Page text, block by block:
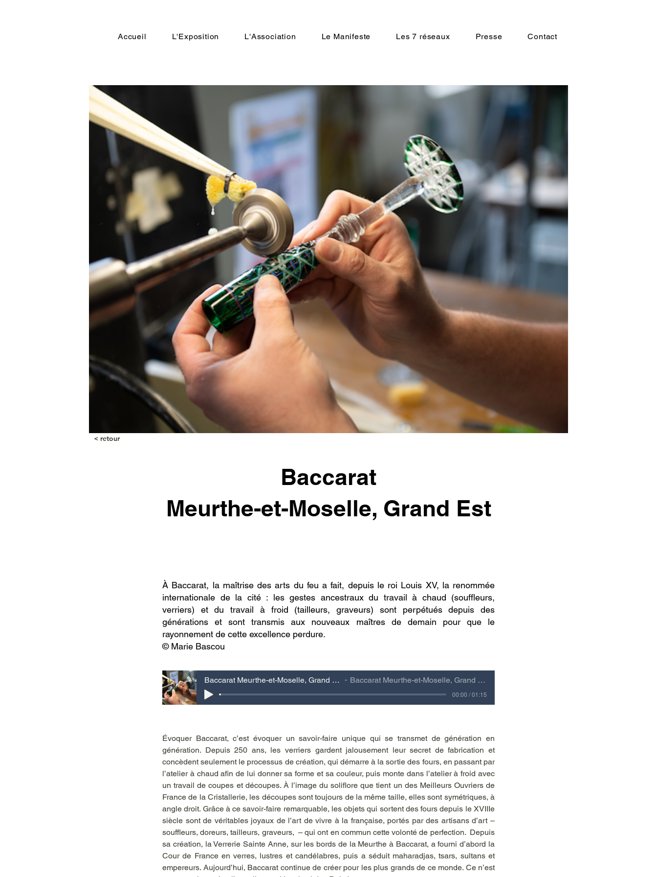
Accueil L'Exposition L'Association Le Manifeste Les 7 réseaux Presse Contact
< retour
Baccarat
Meurthe-et-Moselle, Grand Est
À Baccarat, la maîtrise des arts du feu a fait, depuis le roi Louis XV, la renommée
internationale de la cité : les gestes ancestraux du travail à chaud (souffleurs,
verriers) et du travail à froid (tailleurs, graveurs) sont perpétués depuis des
générations et sont transmis aux nouveaux maîtres de demain pour que le
rayonnement de cette excellence perdure.
© Marie Bascou
Baccarat Meurthe-et-Moselle, Grand Est Baccarat Meurthe-et-Moselle, Grand Est
00:00 / 01:15
Évoquer Baccarat, c’est évoquer un savoir-faire unique qui se transmet de génération en
génération. Depuis 250 ans, les verriers gardent jalousement leur secret de fabrication et
concèdent seulement le processus de création, qui démarre à la sortie des fours, en passant par
l’atelier à chaud afin de lui donner sa forme et sa couleur, puis monte dans l’atelier à froid avec
un travail de coupes et découpes. À l’image du soliflore que tient un des Meilleurs Ouvriers de
France de la Cristallerie, les découpes sont toujours de la même taille, elles sont symétriques, à
angle droit. Grâce à ce savoir-faire remarquable, les objets qui sortent des fours depuis le XVIIIe
siècle sont de véritables joyaux de l’art de vivre à la française, portés par des artisans d’art –
souffleurs, doreurs, tailleurs, graveurs,  – qui ont en commun cette volonté de perfection.  Depuis
sa création, la Verrerie Sainte Anne, sur les bords de la Meurthe à Baccarat, a fourni d’abord la
Cour de France en verres, lustres et candélabres, puis a séduit maharadjas, tsars, sultans et
empereurs. Aujourd’hui, Baccarat continue de créer pour les plus grands de ce monde. Ce n’est